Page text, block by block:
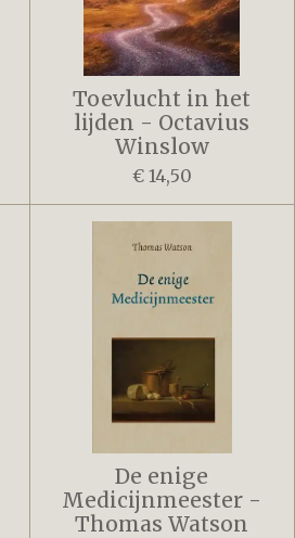
Toevlucht in het
lijden - Octavius
Winslow
€ 14,50
De enige
Medicijnmeester -
Thomas Watson